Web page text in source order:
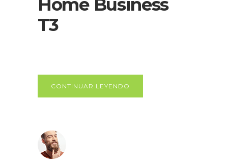
Home Business
T3
CONTINUAR LEYENDO